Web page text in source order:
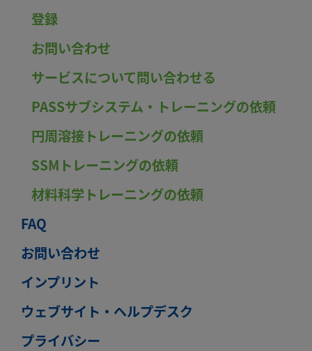
登録
お問い合わせ
サービスについて問い合わせる
PASSサブシステム・トレーニングの依頼
円周溶接トレーニングの依頼
SSMトレーニングの依頼
材料科学トレーニングの依頼
FAQ
お問い合わせ
インプリント
ウェブサイト・ヘルプデスク
プライバシー